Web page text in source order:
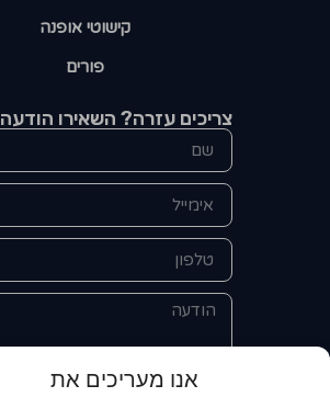
אנו מעריכים את
קישוטי אופנה
פורים
צריכים עזרה? השאירו הודעה